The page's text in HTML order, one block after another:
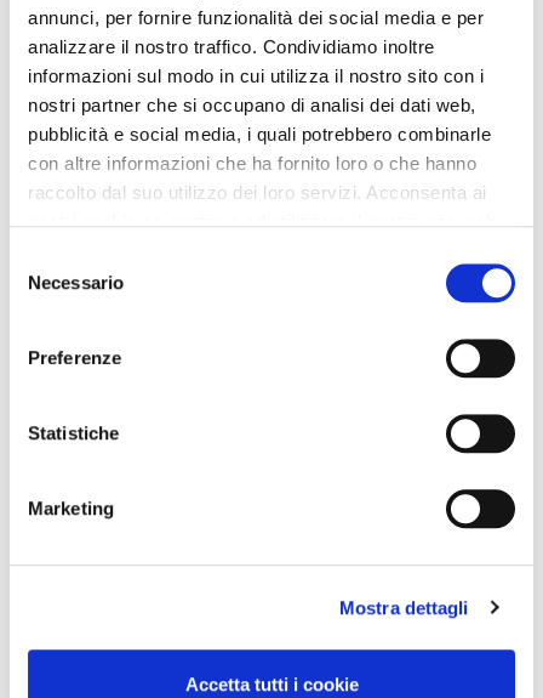
annunci, per fornire funzionalità dei social media e per
analizzare il nostro traffico. Condividiamo inoltre
informazioni sul modo in cui utilizza il nostro sito con i
nostri partner che si occupano di analisi dei dati web,
pubblicità e social media, i quali potrebbero combinarle
con altre informazioni che ha fornito loro o che hanno
raccolto dal suo utilizzo dei loro servizi. Acconsenta ai
delNecessario
Preferenze
Statistiche
Marketing
Mostra dettagli
Accetta tutti i cookie